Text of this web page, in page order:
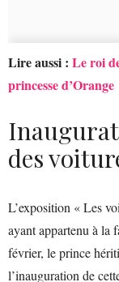
Lire aussi : Le roi
princesse d’Orange
des
L’exposition « Les
ayant appartenu à la
février, le prince
l’inauguration de